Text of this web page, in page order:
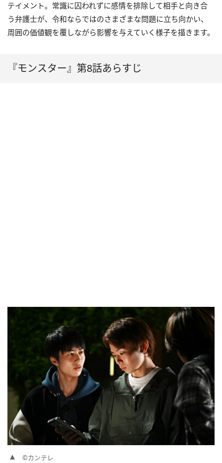
テイメント。常識に囚われずに感情を排除して相手と向き合
う弁護士が、令和ならではのさまざまな問題に立ち向かい、
周囲の価値観を覆しながら影響を与えていく様子を描きます。
『モンスター』第8話あらすじ
©カンテレ